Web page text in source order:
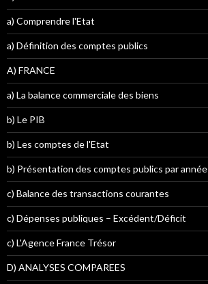
a) Comprendre l'Etat
a) Définition des comptes publics
A) FRANCE
a) La balance commerciale des biens
b) Le PIB
b) Les comptes de l'Etat
b) Présentation des comptes publics par année
c) Balance des transactions courantes
c) Dépenses publiques – Excédent/Déficit
c) L'Agence France Trésor
D) ANALYSES COMPAREES